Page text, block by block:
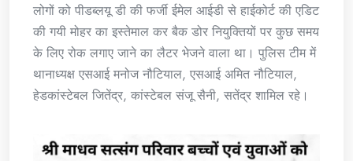
लोगों को पीडब्लयू डी की फर्जी ईमेल आईडी से हाईकोर्ट की एडिट
की गयी मोहर का इस्तेमाल कर बैक डोर नियुक्तियों पर कुछ समय
के लिए रोक लगाए जाने का लैटर भेजने वाला था। पुलिस टीम में
थानाध्यक्ष एसआई मनोज नौटियाल, एसआई अमित नौटियाल,
हेडकांस्टेबल जितेंद्र, कांस्टेबल संजू सैनी, सतेंद्र शामिल रहे।